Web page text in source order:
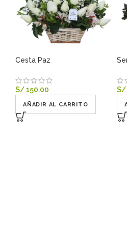
Cesta Paz
S/150.00
AÑADIR AL CARRITO
S/